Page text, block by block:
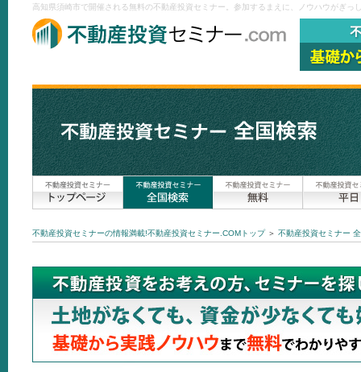
高知県須崎市で開催される無料の不動産投資セミナー。参加するまえに、ノウハウがぎ
不動産投資セミナーの情報満載!不動産投資セミナー.COMトップ＞ 不動産投資セミナー